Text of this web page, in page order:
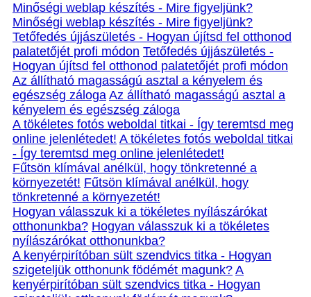
Minőségi weblap készítés - Mire figyeljünk?
Minőségi weblap készítés - Mire figyeljünk?
Tetőfedés újjászületés - Hogyan újítsd fel otthonod
palatetőjét profi módon Tetőfedés újjászületés -
Hogyan újítsd fel otthonod palatetőjét profi módon
Az állítható magasságú asztal a kényelem és
egészség záloga Az állítható magasságú asztal a
kényelem és egészség záloga
A tökéletes fotós weboldal titkai - Így teremtsd meg
online jelenlétedet! A tökéletes fotós weboldal titkai
- Így teremtsd meg online jelenlétedet!
Fűtsön klímával anélkül, hogy tönkretenné a
környezetét! Fűtsön klímával anélkül, hogy
tönkretenné a környezetét!
Hogyan válasszuk ki a tökéletes nyílászárókat
otthonunkba? Hogyan válasszuk ki a tökéletes
nyílászárókat otthonunkba?
A kenyérpirítóban sült szendvics titka - Hogyan
szigeteljük otthonunk födémét magunk? A
kenyérpirítóban sült szendvics titka - Hogyan